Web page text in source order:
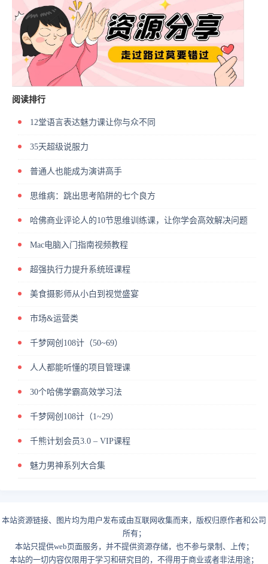
阅读排行
12堂语言表达魅力课让你与众不同
35天超级说服力
普通人也能成为演讲高手
思维病：跳出思考陷阱的七个良方
哈佛商业评论人的10节思维训练课，让你学会高效解决问题
Mac电脑入门指南视频教程
超强执行力提升系统班课程
美食摄影师从小白到视觉盛宴
市场&运营类
千梦网创108计（50~69）
人人都能听懂的项目管理课
30个哈佛学霸高效学习法
千梦网创108计（1~29）
千熊计划会员3.0 – VIP课程
魅力男神系列大合集
本站资源链接、图片均为用户发布或由互联网收集而来，版权归原作者和公司
所有；
本站只提供web页面服务，并不提供资源存储，也不参与录制、上传；
本站的一切内容仅限用于学习和研究目的，不得用于商业或者非法用途；